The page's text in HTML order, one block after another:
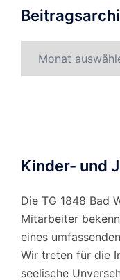
nach
Kinder- und
Die TG 1848 Bad
Mitarbeiter
eines
Wir treten für die
seelische